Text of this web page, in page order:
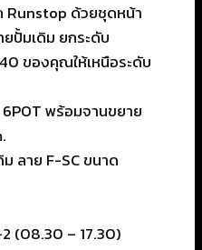
Runstop ด้วยชุดหน้า
ปั้มเดิม ยกระดับ
ของคุณให้เหนือระดับ
พร้อมจานขยาย
ลาย F-SC ขนาด
(08.30 – 17.30)